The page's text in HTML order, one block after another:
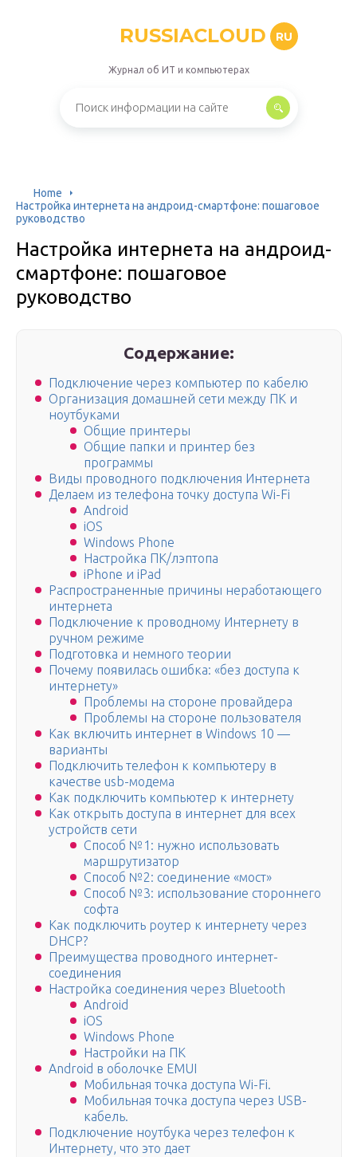
RUSSIACLOUD RU
Журнал об ИТ и компьютерах
Home
Настройка интернета на андроид-смартфоне: пошаговое
руководство
Настройка интернета на андроид-
смартфоне: пошаговое
руководство
Содержание:
Подключение через компьютер по кабелю
Организация домашней сети между ПК и
ноутбуками
Общие принтеры
Общие папки и принтер без
программы
Виды проводного подключения Интернета
Делаем из телефона точку доступа Wi-Fi
Android
iOS
Windows Phone
Настройка ПК/лэптопа
iPhone и iPad
Распространенные причины неработающего
интернета
Подключение к проводному Интернету в
ручном режиме
Подготовка и немного теории
Почему появилась ошибка: «без доступа к
интернету»
Проблемы на стороне провайдера
Проблемы на стороне пользователя
Как включить интернет в Windows 10 —
варианты
Подключить телефон к компьютеру в
качестве usb-модема
Как подключить компьютер к интернету
Как открыть доступа в интернет для всех
устройств сети
Способ №1: нужно использовать
маршрутизатор
Способ №2: соединение «мост»
Способ №3: использование стороннего
софта
Как подключить роутер к интернету через
DHCP?
Преимущества проводного интернет-
соединения
Настройка соединения через Bluetooth
Android
iOS
Windows Phone
Настройки на ПК
Android в оболочке EMUI
Мобильная точка доступа Wi-Fi.
Мобильная точка доступа через USB-
кабель.
Подключение ноутбука через телефон к
Интернету, что это дает